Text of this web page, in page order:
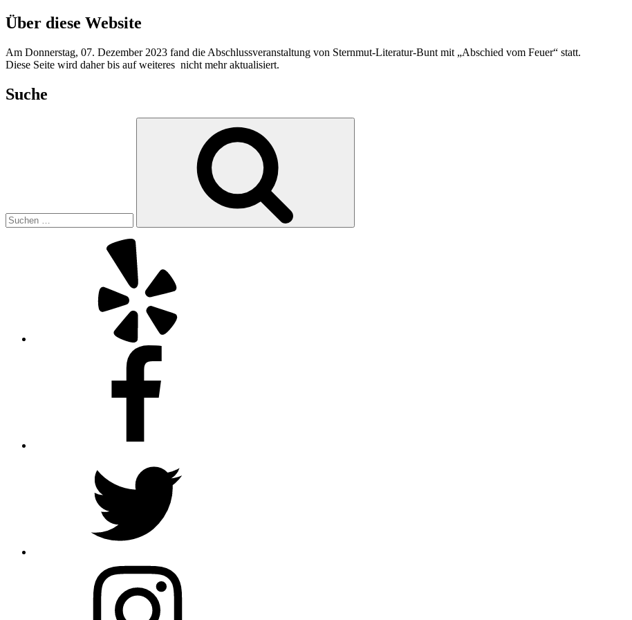
Über diese Website
Am Donnerstag, 07. Dezember 2023 fand die Abschlussveranstaltung von Sternmut-Literatur-Bunt mit „Abschied vom Feuer“ statt.
Diese Seite wird daher bis auf weiteres nicht mehr aktualisiert.
Suche